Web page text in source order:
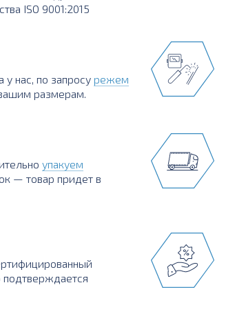
ISO 9001:2015
у нас, по запросу режем
размерам.
упакуем
— товар придет в
подтверждается